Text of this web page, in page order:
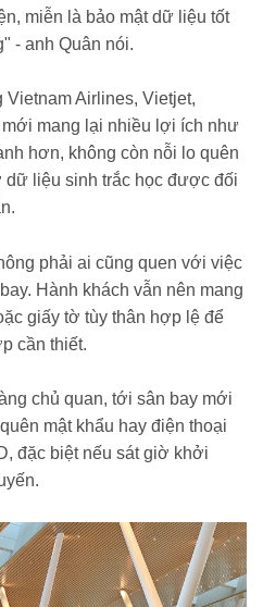
miễn là bảo mật dữ liệu tốt
- anh Quân nói.
Airlines, Vietjet,
mới mang lại nhiều lợi ích như
hơn, không còn nỗi lo quên
liệu sinh trắc học được đối
phải ai cũng quen với việc
Hành khách vẫn nên mang
giấy tờ tùy thân hợp lệ để
cần thiết.
chủ quan, tới sân bay mới
mật khẩu hay điện thoại
đặc biệt nếu sát giờ khởi